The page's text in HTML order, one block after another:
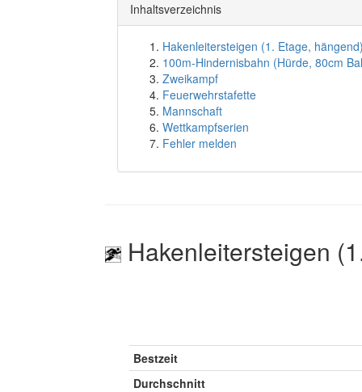
Inhaltsverzeichnis
Hakenleitersteigen (1. Etage,
100m-Hindernisbahn (Hürde, 80cm
Zweikampf
Feuerwehrstafette
Mannschaft
Wettkampfserien
Fehler melden
Hakenleitersteigen
Bestzeit
Durchschnitt